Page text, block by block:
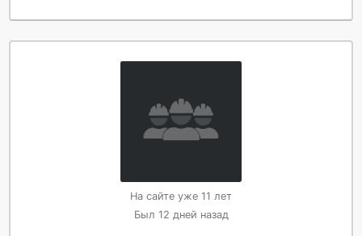
На сайте уже 11 лет
Был 12 дней назад